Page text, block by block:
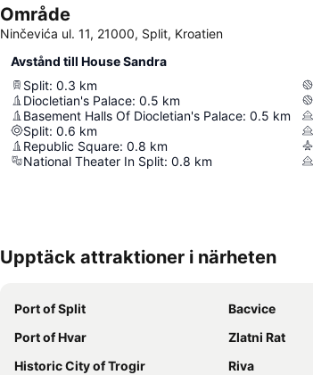
Område
Ninčevića ul. 11, 21000, Split, Kroatien
Avstånd till House Sandra
Split: 0.3 km
Diocletian's Palace: 0.5 km
Basement Halls Of Diocletian's Palace: 0.5 km
Split: 0.6 km
Republic Square: 0.8 km
National Theater In Split: 0.8 km
Upptäck attraktioner i närheten
Port of Split Bacvice
Port of Hvar
Zlatni Rat
Historic City of Trogir
Riva